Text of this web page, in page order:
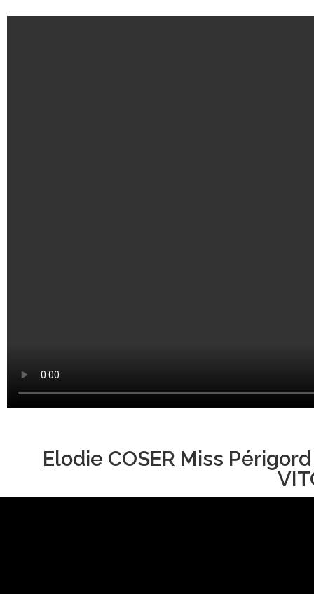
Elodie COSER Miss